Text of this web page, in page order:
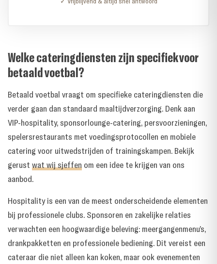
Welke cateringdiensten zijn specifiek voor
betaald voetbal?
Betaald voetbal vraagt om specifieke cateringdiensten die
verder gaan dan standaard maaltijdverzorging. Denk aan
VIP-hospitality, sponsorlounge-catering, persvoorzieningen,
spelersrestaurants met voedingsprotocollen en mobiele
catering voor uitwedstrijden of trainingskampen. Bekijk
gerust wat wij sjeffen om een idee te krijgen van ons
aanbod.
Hospitality is een van de meest onderscheidende elementen
bij professionele clubs. Sponsoren en zakelijke relaties
verwachten een hoogwaardige beleving: meergangenmenu’s,
drankpakketten en professionele bediening. Dit vereist een
cateraar die niet alleen kan koken, maar ook evenementen